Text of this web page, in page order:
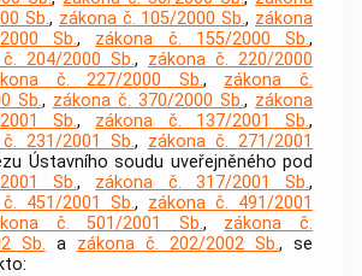
Sb., zákona č. 105/2000 Sb., zákona
Sb., zákona č. 155/2000 Sb.,
204/2000 Sb., zákona č. 220/2000
č. 227/2000 Sb., zákona č.
Sb., zákona č. 370/2000 Sb., zákona
Sb., zákona č. 137/2001 Sb.,
231/2001 Sb., zákona č. 271/2001
Ústavního soudu uveřejněného pod
Sb., zákona č. 317/2001 Sb.,
451/2001 Sb., zákona č. 491/2001
č. 501/2001 Sb., zákona č.
Sb. a zákona č. 202/2002 Sb., se